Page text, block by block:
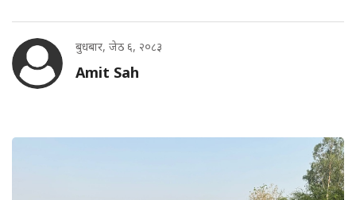
बुधबार, जेठ ६, २०८३
Amit Sah